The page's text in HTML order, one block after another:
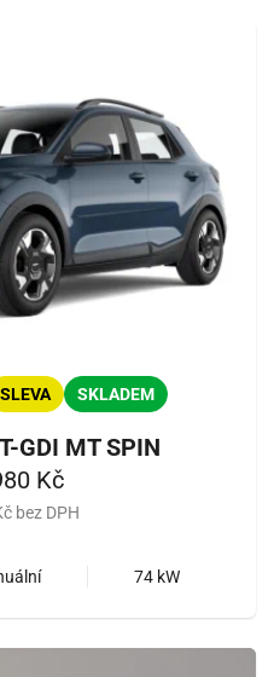
SLEVA SKLADEM
GDI MT SPIN
Kč
bez DPH
74 kW